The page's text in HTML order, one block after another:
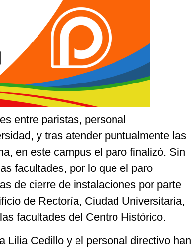
entre paristas, personal
y tras atender puntualmente las
en este campus el paro finalizó. Sin
facultades, por lo que el paro
de cierre de instalaciones por parte
de Rectoría, Ciudad Universitaria,
facultades del Centro Histórico.
Lilia Cedillo y el personal directivo han